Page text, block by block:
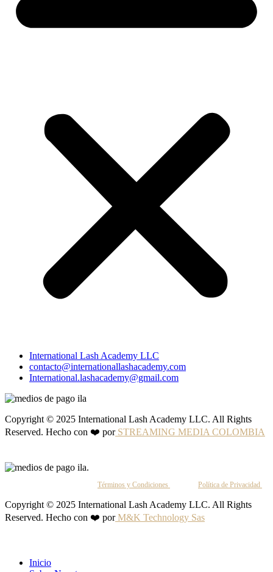
International Lash Academy LLC
contacto@internationallashacademy.com
International.lashacademy@gmail.com
Copyright © 2025 International Lash Academy LLC. All Rights
Reserved. Hecho con ❤️ porSTREAMING MEDIA COLOMBIA
Términos y Condiciones Política de Privacidad
Copyright © 2025 International Lash Academy LLC. All Rights
Reserved. Hecho con ❤️ porM&K Technology Sas
Inicio